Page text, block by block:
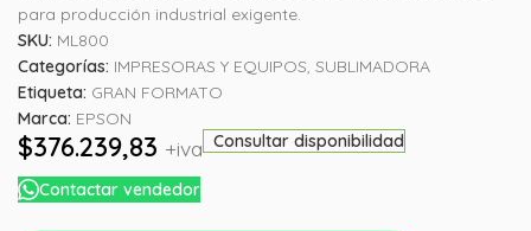
para producción industrial exigente.
SKU: ML800
Categorías: IMPRESORAS Y EQUIPOS, SUBLIMADORA
Etiqueta: GRAN FORMATO
Marca: EPSON
$376.239,83 +iva Consultar disponibilidad
Contactar vendedor